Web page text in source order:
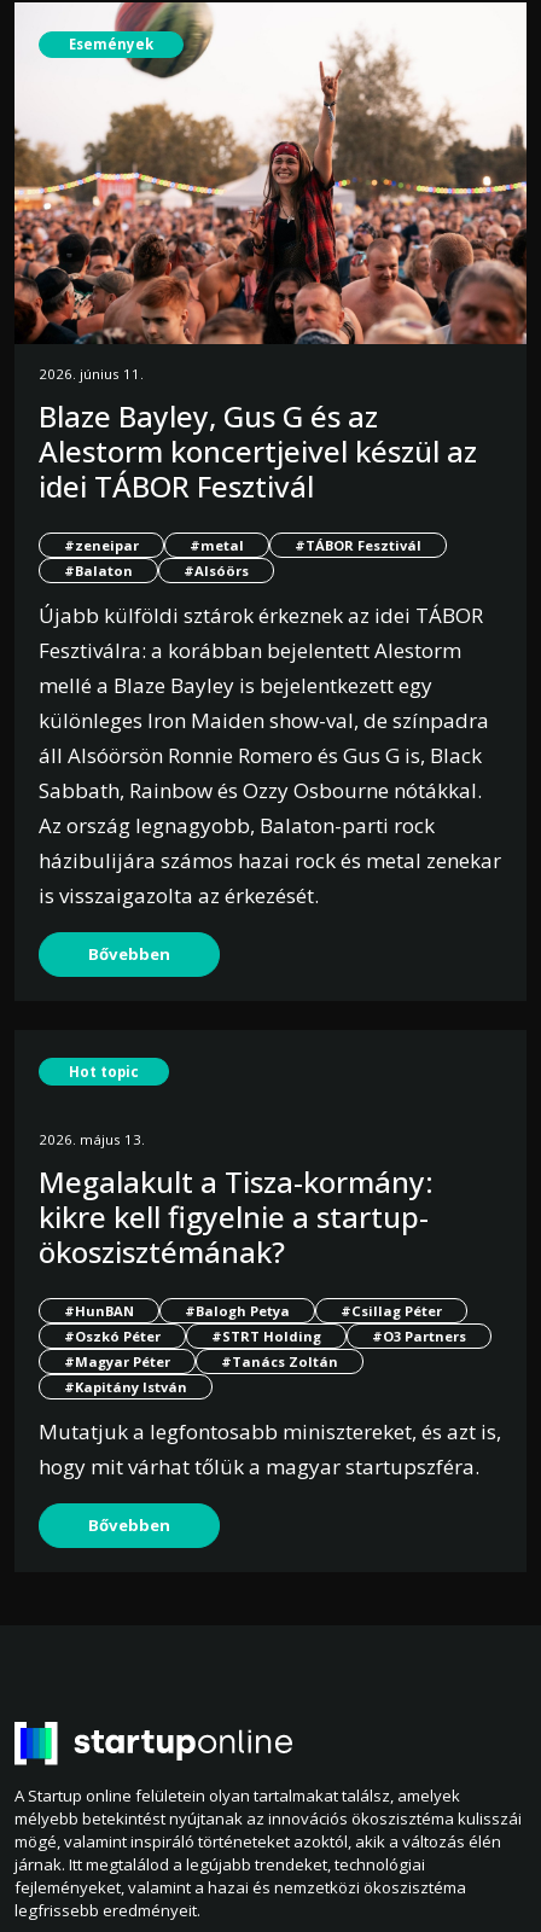
Események
2026. június 11.
Blaze Bayley, Gus G és az
Alestorm koncertjeivel készül az
idei TÁBOR Fesztivál
#zeneipar #metal
#TÁBOR Fesztivál
#Balaton
#Alsóörs
Újabb külföldi sztárok érkeznek az idei TÁBOR
Fesztiválra: a korábban bejelentett Alestorm
mellé a Blaze Bayley is bejelentkezett egy
különleges Iron Maiden show-val, de színpadra
áll Alsóörsön Ronnie Romero és Gus G is, Black
Sabbath, Rainbow és Ozzy Osbourne nótákkal.
Az ország legnagyobb, Balaton-parti rock
házibulijára számos hazai rock és metal zenekar
is visszaigazolta az érkezését.
Bővebben
Hot topic
2026. május 13.
Megalakult a Tisza-kormány:
kikre kell figyelnie a startup-
ökoszisztémának?
#HunBAN #Balogh Petya
#Csillag Péter
#Oszkó Péter
#STRT Holding
#O3 Partners
#Magyar Péter
#Tanács Zoltán
#Kapitány István
Mutatjuk a legfontosabb minisztereket, és azt is,
hogy mit várhat tőlük a magyar startupszféra.
Bővebben
A Startup online felületein olyan tartalmakat találsz, amelyek
mélyebb betekintést nyújtanak az innovációs ökoszisztéma kulisszái
mögé, valamint inspiráló történeteket azoktól, akik a változás élén
járnak. Itt megtalálod a legújabb trendeket, technológiai
fejleményeket, valamint a hazai és nemzetközi ökoszisztéma
legfrissebb eredményeit.